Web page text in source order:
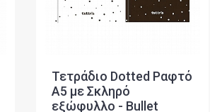
Τετράδιο Dotted Ραφτό
Α5 με Σκληρό
εξώφυλλο - Bullet